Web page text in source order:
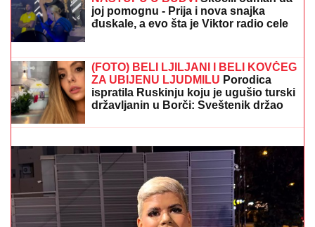
joj pomognu - Prija i nova snajka
đuskale, a evo šta je Viktor radio cele
noći